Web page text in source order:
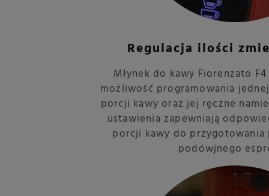
Regulacja ilości
Młynek do kawy Fiorenzato
możliwość programowania
porcji kawy oraz jej ręczne
ustawienia zapewniają
porcji kawy do
podówjnego